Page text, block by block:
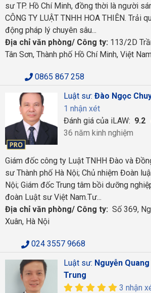
sư TP. Hồ Chí Minh, đồng thời là người
CÔNG TY LUẬT TNHH HOA THIÊN. Trải
động pháp lý chuyên sâu...
Địa chỉ văn phòng/ Công ty: 113/2D
Tân Sơn, Thành phố Hồ Chí Minh, Việt
0865 867 258
Luật sư: Đào Ngọc
1 nhận xét
Đánh giá của iLAW: 9.2
36 năm kinh nghiệm
Giám đốc công ty Luật TNHH Đào và
sư Thành phố Hà Nội; Chủ nhiệm Đoàn
Nội; Giám đốc Trung tâm bồi dưỡng
đoàn Luật sư Việt Nam.Tư...
Địa chỉ văn phòng/ Công ty: Số 369,
Xuân, Hà Nội
024 3557 9668
Luật sư: Nguyễn Quang
Trung
3 nhận